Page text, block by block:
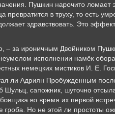
Пушкин нарочито ломает
в труху, то есть
здравствовать. Это
– за ироничным Двойником
исполнении намёк
немецких мистиков И. Е.
ли Адриян Пробужденным
Шульц, сапожник, шуточно
во время их первой
Но не этой ли простоты